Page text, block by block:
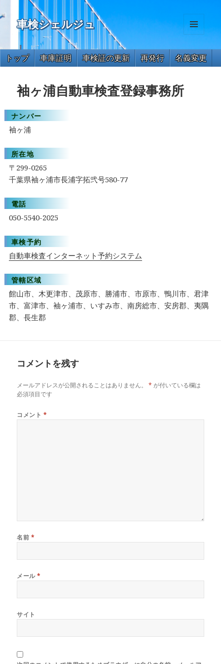
車検シェルジュ
ーとウ
ィジェ
ット
トップ 車庫証明 車検証の更新 再発行
名義変更
袖ヶ浦自動車検査登録事務所
ナンバー
袖ヶ浦
所在地
〒299-0265
千葉県袖ヶ浦市長浦字拓弐号580-77
電話
050-5540-2025
車検予約
自動車検査インターネット予約システム
管轄区域
館山市、木更津市、茂原市、勝浦市、市原市、鴨川市、君津
市、富津市、袖ヶ浦市、いすみ市、南房総市、安房郡、夷隅
郡、長生郡
コメントを残す
メールアドレスが公開されることはありません。 * が付いている欄は
必須項目です
コメント *
名前 *
メール*
サイト